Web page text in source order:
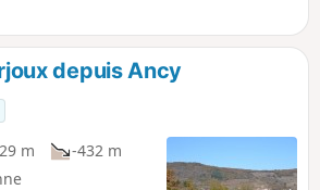
de fromages. Possibilité de
aire adaptée très reposante. Option
rejoindre le sommet du Mont Popey.
depuis Ancy
m
-432 m